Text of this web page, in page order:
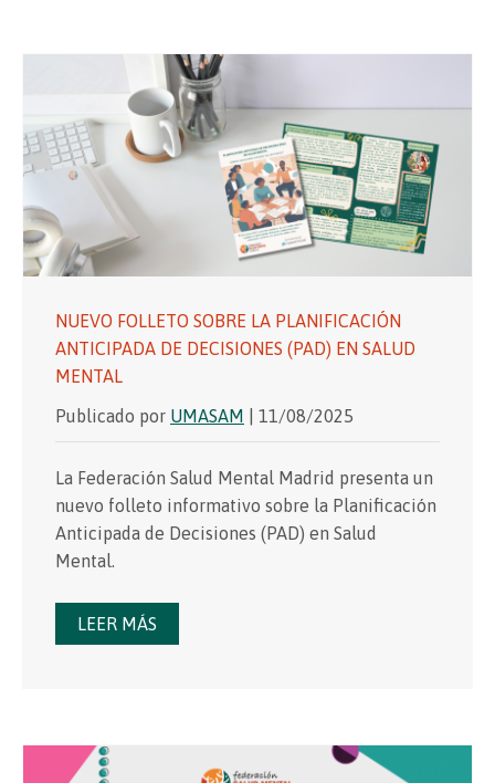
NUEVO FOLLETO SOBRE LA PLANIFICACIÓN
ANTICIPADA DE DECISIONES (PAD) EN SALUD
MENTAL
Publicado por UMASAM | 11/08/2025
La Federación Salud Mental Madrid presenta un
nuevo folleto informativo sobre la Planificación
Anticipada de Decisiones (PAD) en Salud
Mental.
LEER MÁS